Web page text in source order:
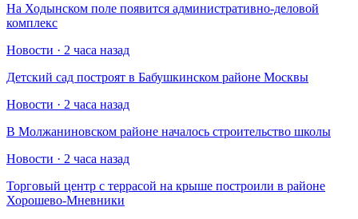
На Ходынском поле появится административно-деловой
комплекс
Новости · 2 часа назад
Детский сад построят в Бабушкинском районе Москвы
Новости · 2 часа назад
В Молжаниновском районе началось строительство школы
Новости · 2 часа назад
Торговый центр с террасой на крыше построили в районе
Хорошево-Мневники